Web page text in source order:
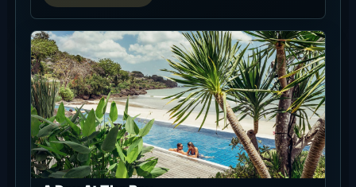
WhatsApp resmi
Rekomendasi
★★★★☆
Syarat penggunaan
Gunakan untuk cek availability hari itu, daybed
atau akses pool, perubahan jumlah tamu, dan